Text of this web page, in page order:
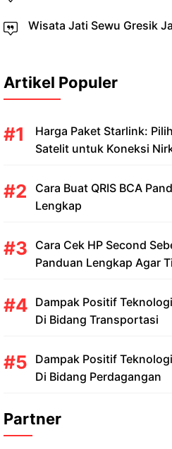
Wisata Jati Sewu Gresik
Artikel Populer
Harga Paket Starlink:
Satelit untuk Koneksi
Cara Buat QRIS BCA
Lengkap
Cara Cek HP Second
Panduan Lengkap Agar
Dampak Positif
Di Bidang Transportasi
Dampak Positif
Di Bidang Perdagangan
Partner